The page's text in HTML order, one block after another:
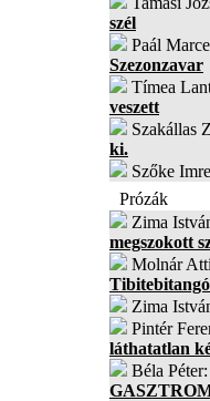
szél
Paál
Szezonzavar
Tímea
veszett
Szakállas
ki.
Szőke
Prózák
Zima
megszokott
Molnár
Zima
Pintér
láthatatlan
Béla Péter: